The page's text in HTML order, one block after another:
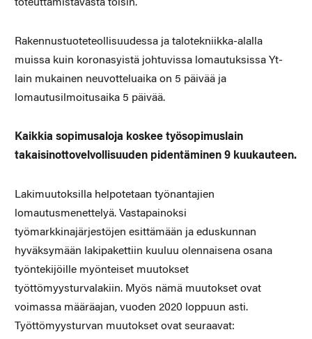
toteuttamistavasta toisin.
Rakennustuoteteollisuudessa ja talotekniikka-alalla
muissa kuin koronasyistä johtuvissa lomautuksissa Yt-
lain mukainen neuvotteluaika on 5 päivää ja
lomautusilmoitusaika 5 päivää.
Kaikkia sopimusaloja koskee työsopimuslain
takaisinottovelvollisuuden pidentäminen 9 kuukauteen.
Lakimuutoksilla helpotetaan työnantajien
lomautusmenettelyä. Vastapainoksi
työmarkkinajärjestöjen esittämään ja eduskunnan
hyväksymään lakipakettiin kuuluu olennaisena osana
työntekijöille myönteiset muutokset
työttömyysturvalakiin. Myös nämä muutokset ovat
voimassa määräajan, vuoden 2020 loppuun asti.
Työttömyysturvan muutokset ovat seuraavat: